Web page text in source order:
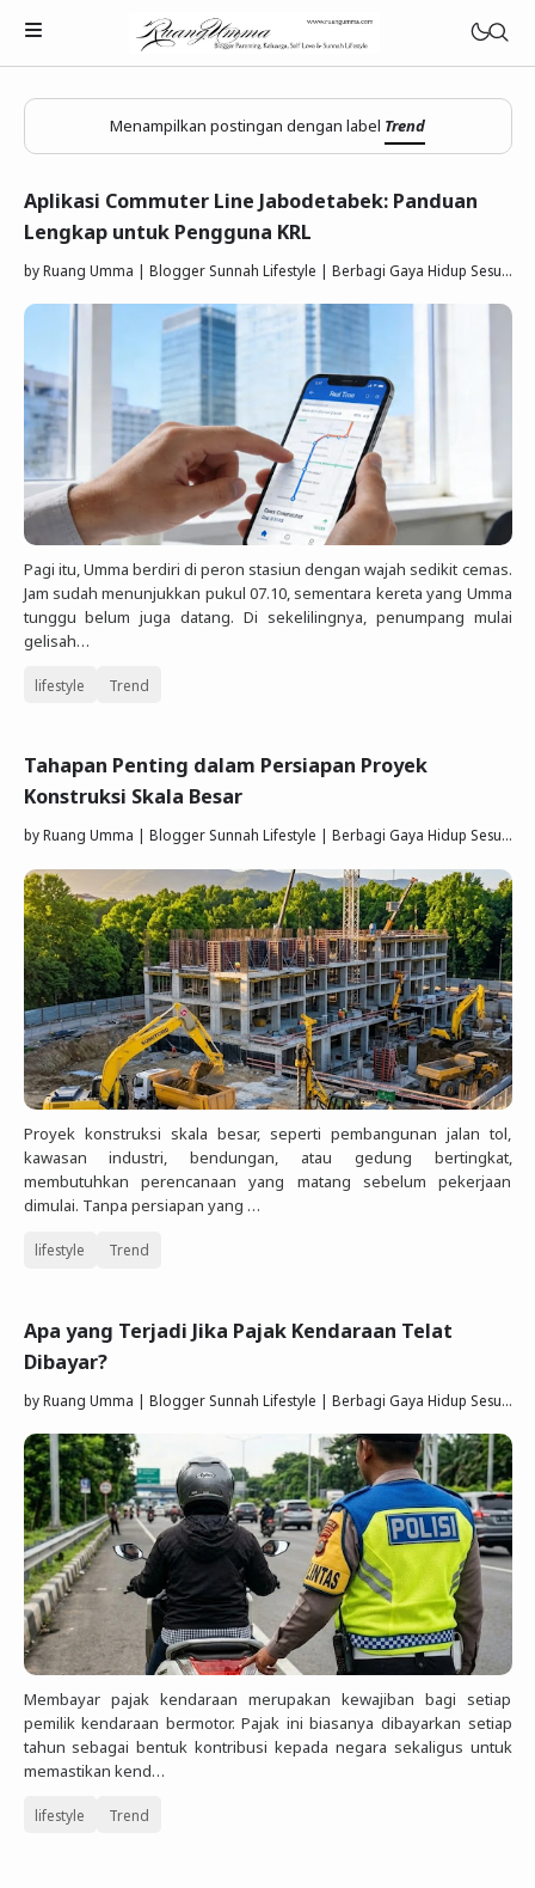
Parenting Islami
Rumah Tangga Muslimah
Lifestyle Keluarga Sunnah
Refleksi Muslimah
Review & Rekomendasi
Menampilkan postingan dengan label Trend
Aplikasi Commuter Line Jabodetabek: Panduan
Lengkap untuk Pengguna KRL
byRuang Umma | Blogger Sunnah Lifestyle | Berbagi Gaya Hidup Sesuai Quran Sunnah
Pagi itu, Umma berdiri di peron stasiun dengan wajah sedikit cemas.
Jam sudah menunjukkan pukul 07.10, sementara kereta yang Umma
tunggu belum juga datang. Di sekelilingnya, penumpang mulai
gelisah…
lifestyle Trend
Tahapan Penting dalam Persiapan Proyek
Konstruksi Skala Besar
byRuang Umma | Blogger Sunnah Lifestyle | Berbagi Gaya Hidup Sesuai Quran Sunnah
Proyek konstruksi skala besar, seperti pembangunan jalan tol,
kawasan industri, bendungan, atau gedung bertingkat,
membutuhkan perencanaan yang matang sebelum pekerjaan
dimulai. Tanpa persiapan yang …
lifestyle Trend
Apa yang Terjadi Jika Pajak Kendaraan Telat
Dibayar?
byRuang Umma | Blogger Sunnah Lifestyle | Berbagi Gaya Hidup Sesuai Quran Sunnah
Membayar pajak kendaraan merupakan kewajiban bagi setiap
pemilik kendaraan bermotor. Pajak ini biasanya dibayarkan setiap
tahun sebagai bentuk kontribusi kepada negara sekaligus untuk
memastikan kend…
lifestyle Trend